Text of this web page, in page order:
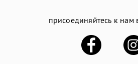
присоединяйтесь к нам